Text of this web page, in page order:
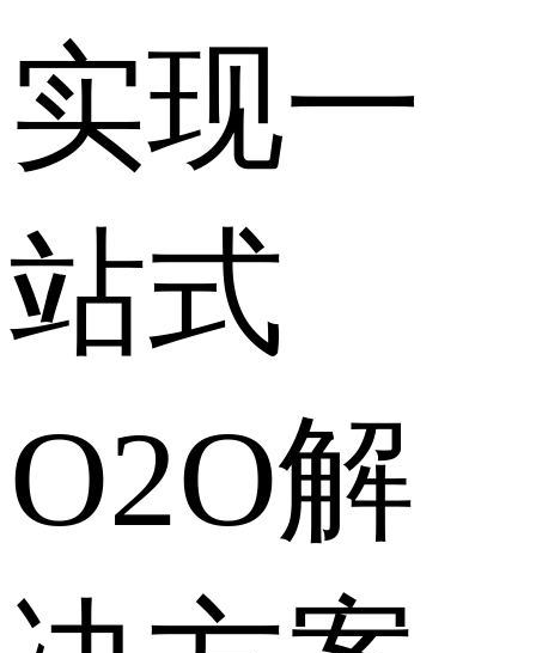
实现一
站式
O2O解